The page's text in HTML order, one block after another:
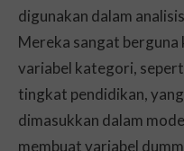
digunakan dalam
Mereka sangat berguna
variabel kategori,
tingkat pendidikan,
dimasukkan dalam
membuat variabel